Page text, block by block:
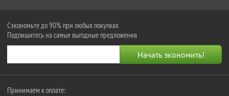
Сэкономьте до 90% при любых покупках
Подпишитесь на самые выгодные предложения
Принимаем к оплате: